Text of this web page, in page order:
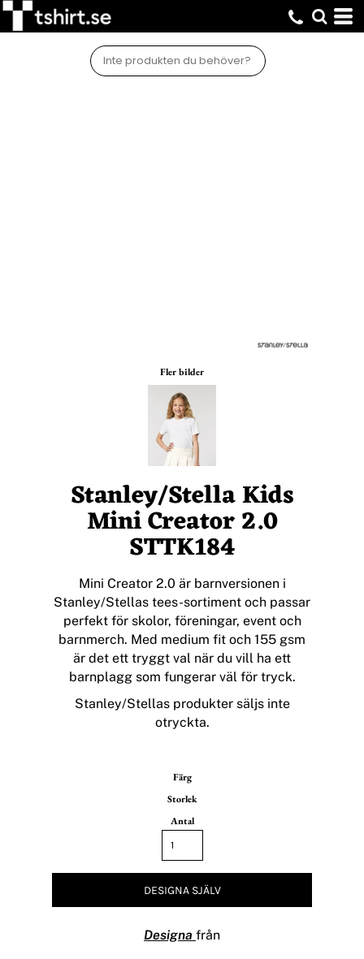
Fler bilder
Stanley/Stella Kids
Mini Creator 2.0
STTK184
Mini Creator 2.0 är barnversionen i
Stanley/Stellas tees-sortiment och passar
perfekt för skolor, föreningar, event och
barnmerch. Med medium fit och 155 gsm
är det ett tryggt val när du vill ha ett
barnplagg som fungerar väl för tryck.
Stanley/Stellas produkter säljs inte
otryckta.
Färg
Storlek
Antal
DESIGNA SJÄLV
Designa från